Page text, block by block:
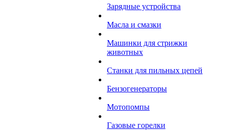
Зарядные устройства
Масла и смазки
Машинки для стрижки
животных
Станки для пильных цепей
Бензогенераторы
Мотопомпы
Газовые горелки